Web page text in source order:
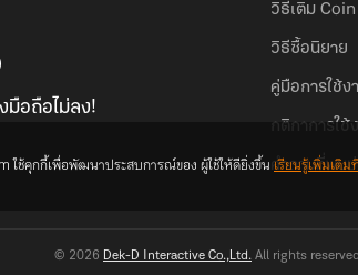
มือถือไม่ลง!
วิธีเติม Coin
วิธีซื้อนิยาย
คู่มือการใช้ง
กติกาการใช้
คำถามที่พบบ่
© 2026 Dek-D Interactive Co.,Ltd. All rights
ใช้คุกกี้เพื่อพัฒนาประสบการณ์ของ ผู้ใช้ให้ดียิ่งขึ้นเรียนรู้เพิ่มเติ